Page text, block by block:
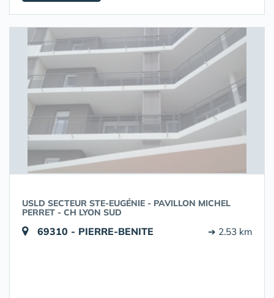
USLD SECTEUR STE-EUGÉNIE - PAVILLON MICHEL
PERRET - CH LYON SUD
69310 - PIERRE-BENITE ➔ 2.53 km